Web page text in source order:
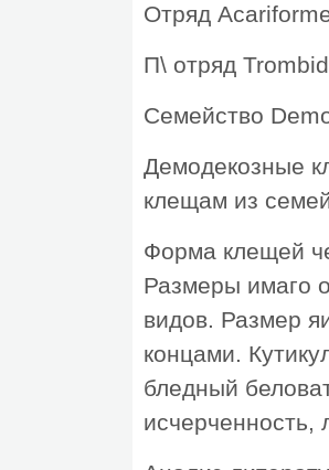
Отряд
П\ отряд
Семейство
Демодекозные
клещам из
Форма клещей
Размеры имаго
видов. Размер
концами.
бледный